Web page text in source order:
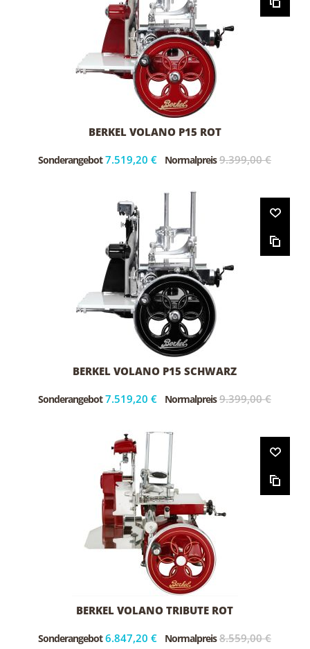
BERKEL VOLANO P15 ROT
Sonderangebot 7.519,20 € Normalpreis 9.399,00 €
BERKEL VOLANO P15 SCHWARZ
Sonderangebot 7.519,20 € Normalpreis 9.399,00 €
BERKEL VOLANO TRIBUTE ROT
Sonderangebot 6.847,20 € Normalpreis 8.559,00 €